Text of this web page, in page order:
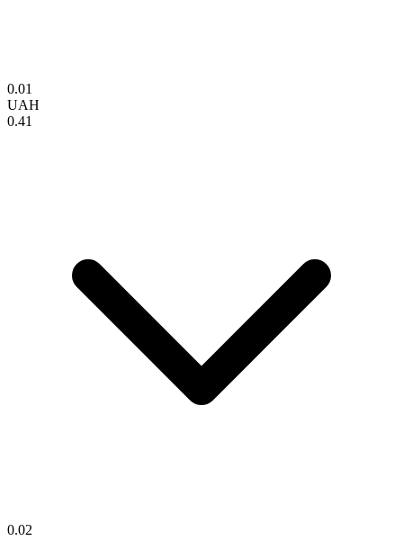
0.01
UAH
0.41
0.02